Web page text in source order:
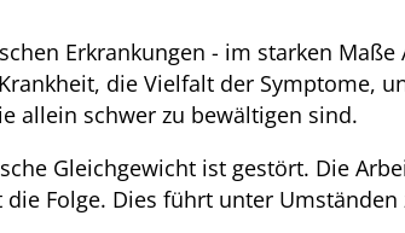
Erkrankungen - im starken
die Vielfalt der Symptome,
allein schwer zu bewältigen sind.
Gleichgewicht ist gestört. Die
Folge. Dies führt unter